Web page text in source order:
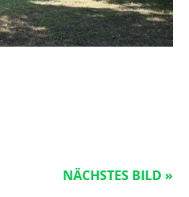
NÄCHSTES BILD »